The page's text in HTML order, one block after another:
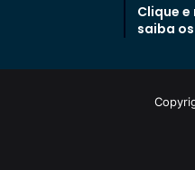
Clique e
saiba